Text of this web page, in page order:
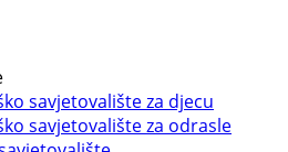
savjetovalište za djecu
savjetovalište za odrasle